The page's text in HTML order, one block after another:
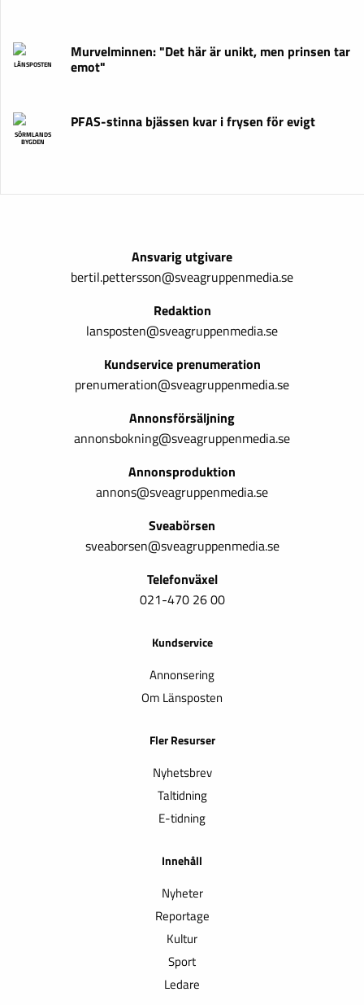
LÄNSPOSTEN
Murvelminnen: "Det här är unikt, men prinsen tar
emot"
SÖRMLANDS
BYGDEN
PFAS-stinna bjässen kvar i frysen för evigt
Ansvarig utgivare
bertil.pettersson@sveagruppenmedia.se
Redaktion
lansposten@sveagruppenmedia.se
Kundservice prenumeration
prenumeration@sveagruppenmedia.se
Annonsförsäljning
annonsbokning@sveagruppenmedia.se
Annonsproduktion
annons@sveagruppenmedia.se
Sveabörsen
sveaborsen@sveagruppenmedia.se
Telefonväxel
021-470 26 00
Kundservice
Annonsering
Om Länsposten
Fler Resurser
Nyhetsbrev
Taltidning
E-tidning
Innehåll
Nyheter
Reportage
Kultur
Sport
Ledare